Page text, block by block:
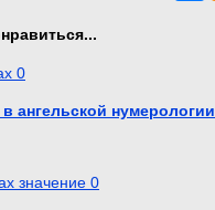
0
в ангельской нумерологии
0